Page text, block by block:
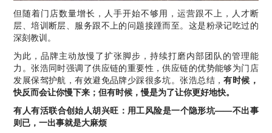
但随着门店数量增长，人手开始不够用，运营跟不上，人才断
层、培训断层、服务跟不上的问题接踵而至。这是粉录记吃过的
深刻教训。
为此，品牌主动放慢了扩张脚步，持续打磨内部团队的管理能
力。张浩同时强调了供应链的重要性，供应链的优势能够为门店
发展保驾护航，有效避免品牌少踩很多坑。张浩总结，有时候，
快反而会让你慢下来；但有时候，慢是为了让你更好地快。
有人有活联合创始人胡兴旺：用工风险是一个隐形坑——不出事
则已，一出事就是大麻烦